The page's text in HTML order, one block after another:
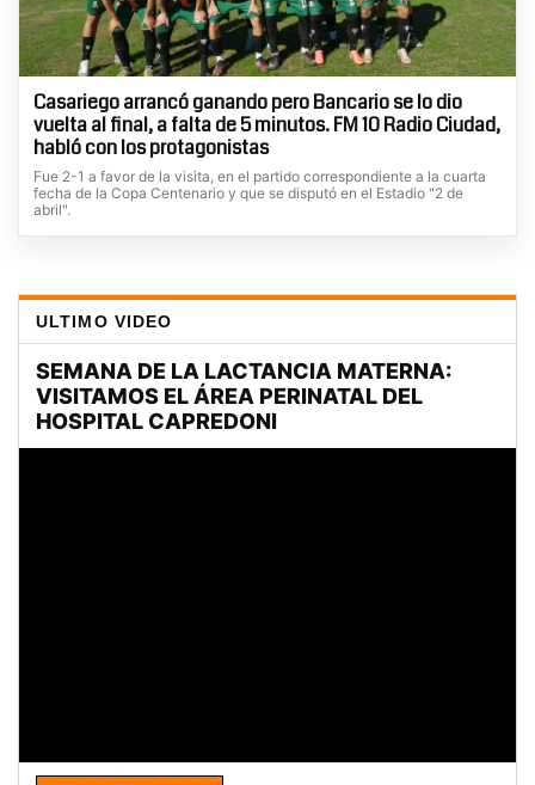
Casariego arrancó ganando pero Bancario se lo dio
vuelta al final, a falta de 5 minutos. FM 10 Radio Ciudad,
habló con los protagonistas
Fue 2-1 a favor de la visita, en el partido correspondiente a la cuarta
fecha de la Copa Centenario y que se disputó en el Estadio "2 de
abril".
ULTIMO VIDEO